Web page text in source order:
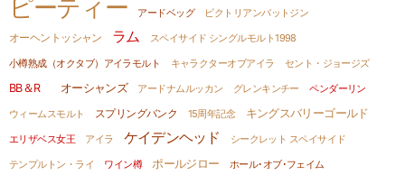
ピーティー アードベッグ
ビクトリアンバットジン
オーヘントッシャン
ラム
スペイサイド シングルモルト1998
小樽熟成（オクタブ）アイラモルト
キャラクターオブアイラ セント・ジョージズ
BB＆R オーシャンズ アードナムルッカン グレンキンチー
ペンダーリン
ウィームスモルト
スプリングバンク 15周年記念 キングスバリーゴールド
エリザベス女王 アイラ ケイデンヘッド
シークレット スペイサイド
テンプルトン・ライ
ワイン樽 ポールジロー
ホール･オブ･フェイム